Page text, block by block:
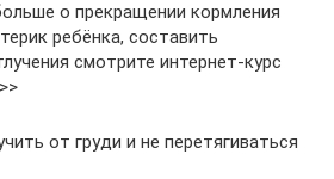
о прекращении кормления
ребёнка, составить
смотрите интернет-курс
от груди и не перетягиваться